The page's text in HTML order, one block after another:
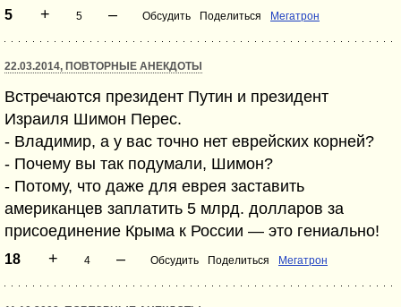
5 + 5 – Обсудить Поделиться Мегатрон
22.03.2014, ПОВТОРНЫЕ АНЕКДОТЫ
Встречаются президент Путин и президент
Израиля Шимон Перес.
- Владимир, а у вас точно нет еврейских корней?
- Почему вы так подумали, Шимон?
- Потому, что даже для еврея заставить
американцев заплатить 5 млрд. долларов за
присоединение Крыма к России — это гениально!
18 + 4 – Обсудить Поделиться Мегатрон